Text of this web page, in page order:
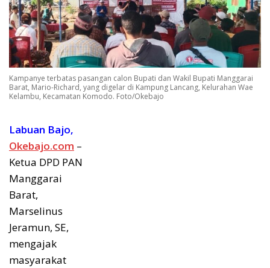
Kampanye terbatas pasangan calon Bupati dan Wakil Bupati Manggarai
Barat, Mario-Richard, yang digelar di Kampung Lancang, Kelurahan Wae
Kelambu, Kecamatan Komodo. Foto/Okebajo
Labuan Bajo,
Okebajo.com –
Ketua DPD PAN
Manggarai
Barat,
Marselinus
Jeramun, SE,
mengajak
masyarakat